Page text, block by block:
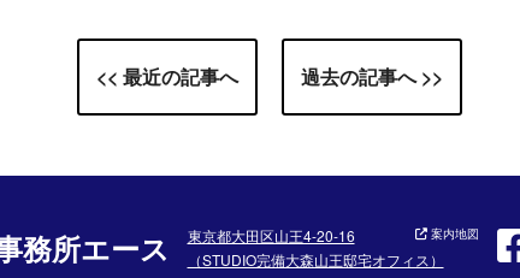
<< 最近の記事へ 過去の記事へ >>
務所エース
東京都大田区山王4-20-16
（STUDIO完備大森山王邸宅オフィス）
案内地図